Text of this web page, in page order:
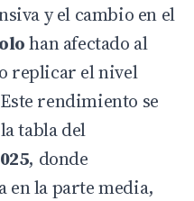
y el cambio en el
han afectado al
replicar el nivel
rendimiento se
tabla del
, donde
en la parte media,